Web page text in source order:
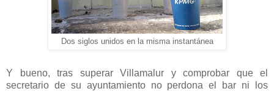
Dos siglos unidos en la misma instantánea
Y bueno, tras superar Villamalur y comprobar que el
secretario de su ayuntamiento no perdona el bar ni los